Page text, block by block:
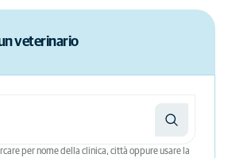
veterinario
per nome della clinica, città oppure usare la